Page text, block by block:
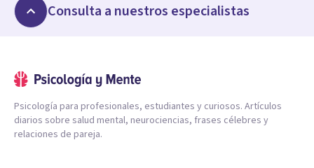
Consulta a nuestros especialistas
Psicología para profesionales, estudiantes y curiosos. Artículos
diarios sobre salud mental, neurociencias, frases célebres y
relaciones de pareja.